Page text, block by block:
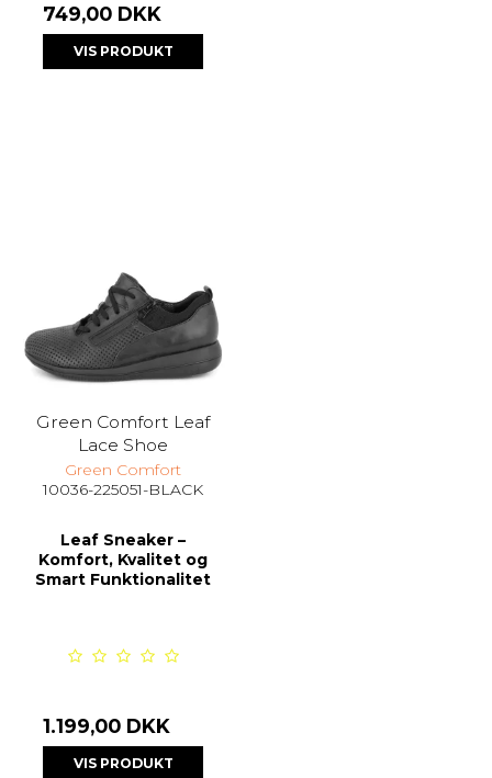
749,00 DKK
VIS PRODUKT
Green Comfort Leaf
Lace Shoe
Green Comfort
10036-225051-BLACK
Leaf Sneaker –
Komfort, Kvalitet og
Smart Funktionalitet
1.199,00 DKK
VIS PRODUKT